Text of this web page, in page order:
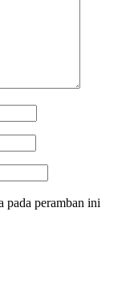
pada peramban ini